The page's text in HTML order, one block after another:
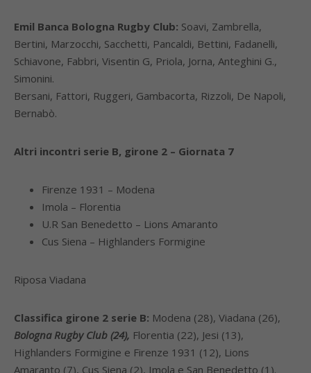
Emil Banca Bologna Rugby Club: Soavi, Zambrella,
Bertini, Marzocchi, Sacchetti, Pancaldi, Bettini, Fadanelli,
Schiavone, Fabbri, Visentin G, Priola, Jorna, Anteghini G.,
Simonini.
Bersani, Fattori, Ruggeri, Gambacorta, Rizzoli, De Napoli,
Bernabò.
Altri incontri serie B, girone 2 – Giornata 7
Firenze 1931 – Modena
Imola – Florentia
U.R San Benedetto – Lions Amaranto
Cus Siena – Highlanders Formigine
Riposa Viadana
Classifica girone 2 serie B: Modena (28), Viadana (26),
Bologna Rugby Club (24), Florentia (22), Jesi (13),
Highlanders Formigine e Firenze 1931 (12), Lions
Amaranto (7), Cus Siena (2), Imola e San Benedetto (1).